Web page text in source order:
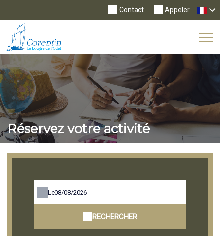
Appeler
Contact
Réservez votre activité
Le
RECHERCHER